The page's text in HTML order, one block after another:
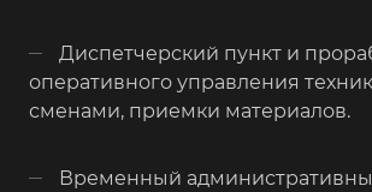
Диспетчерский пункт и
оперативного управления
сменами, приемки материалов.
Временный